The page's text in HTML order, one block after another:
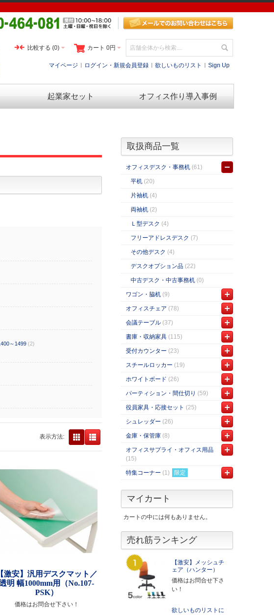
カート 0円
比較する (0)
マイページ ログイン・新規会員登録 欲しいものリスト Sign Up
起業家セット オフィス作り導入事例
～1499 (2)
表示方法:
【激安】汎用デスクマット／
明 幅1000mm用（No.107-
PSK）
価格はお問合せ下さい！
取扱商品一覧
オフィスデスク・事務机(61)
平机(20)
片袖机(4)
両袖机(2)
Ｌ型デスク (4)
フリーアドレスデスク (7)
その他デスク (4)
デスクオプション品(22)
中古デスク・中古事務机(0)
ワゴン・脇机(9)
オフィスチェア (78)
会議テーブル(37)
書庫・収納家具(115)
受付カウンター (23)
スチールロッカー (19)
ホワイトボード (26)
パーティション・間仕切り (59)
役員家具・応接セット (25)
シュレッダー (26)
金庫・保管庫(8)
オフィスサプライ・オフィス用品
(15)
特集コーナー (1) 限定
マイカート
カートの中には何もありません。
売れ筋ランキング
【激安】メッシュチ
ェア（ハンター）
価格はお問合せ下さ
い！
欲しいものリストに